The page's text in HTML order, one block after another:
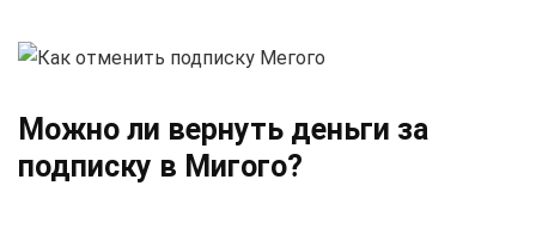
Можно ли вернуть деньги за
подписку в Мигого?